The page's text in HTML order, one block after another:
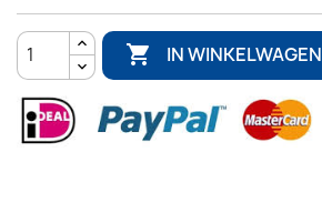
 IN WINKELWAGEN